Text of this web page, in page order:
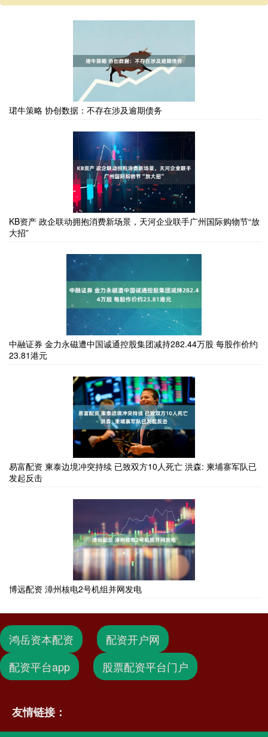
珺牛策略 协创数据：不存在涉及逾期债务
KB资产 政企联动拥抱消费新场景，天河企业联手广州国际购物节“放
大招”
中融证券 金力永磁遭中国诚通控股集团减持282.44万股 每股作价约
23.81港元
易富配资 柬泰边境冲突持续 已致双方10人死亡 洪森: 柬埔寨军队已
发起反击
博远配资 漳州核电2号机组并网发电
鸿岳资本配资
配资开户网
配资平台app
股票配资平台门户
友情链接：